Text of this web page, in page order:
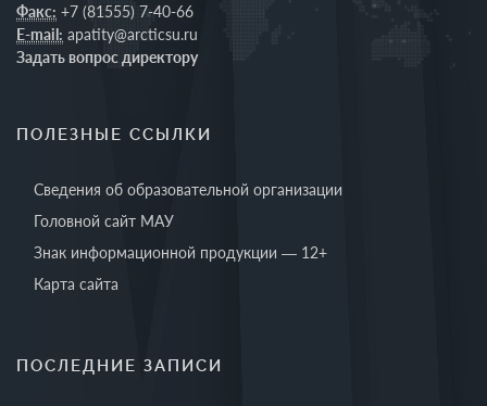
Факс: +7 (81555) 7-40-66
E-mail: apatity@arcticsu.ru
Задать вопрос директору
ПОЛЕЗНЫЕ ССЫЛКИ
Сведения об образовательной организации
Головной сайт МАУ
Знак информационной продукции — 12+
Карта сайта
ПОСЛЕДНИЕ ЗАПИСИ